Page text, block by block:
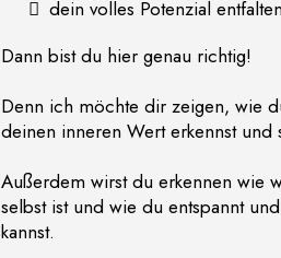
dein volles Potenzial entfalten
Dann bist du hier genau richtig!
Denn ich möchte dir zeigen, wie
deinen inneren Wert erkennst und
Außerdem wirst du erkennen wie
selbst ist und wie du entspannt
kannst.